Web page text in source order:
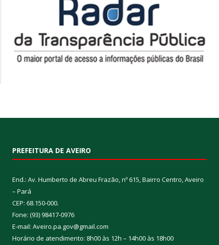
PREFEITURA DE AVEIRO
End.: Av. Humberto de Abreu Frazão, nº 615, Bairro Centro, Aveiro
– Pará
CEP: 68.150-000.
Fone: (93) 98417-0976
E-mail: Aveiro.pa.gov@gmail.com
Horário de atendimento: 8h00 às 12h – 14h00 às 18h00